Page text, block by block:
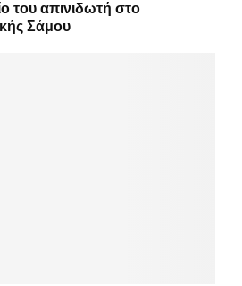
του απινιδωτή στο
Σάμου